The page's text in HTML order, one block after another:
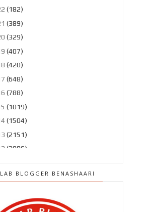
(182)
(389)
(329)
(407)
(420)
(648)
(788)
(1019)
(1504)
(2151)
(2986)
2012 (211)
September 2012(260)
BLOGGER BENASHAARI